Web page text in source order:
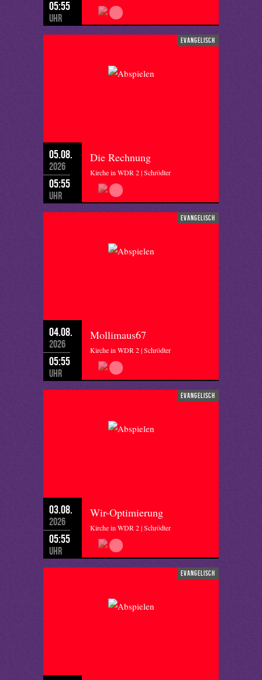
05:55
Uhr
evangelisch
05.08.
2026
05:55
Uhr
Die Rechnung
Kirche in WDR 2 | Schrödter
evangelisch
04.08.
2026
05:55
Uhr
Mollimaus67
Kirche in WDR 2 | Schrödter
evangelisch
03.08.
2026
05:55
Uhr
Wir-Optimierung
Kirche in WDR 2 | Schrödter
evangelisch